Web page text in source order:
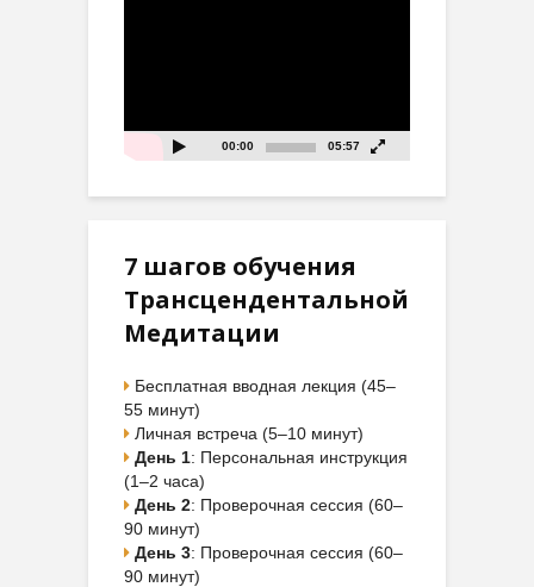
00:00 05:57
7 шагов обучения
Трансцендентальной
Медитации
Бесплатная вводная лекция (45–
55 минут)
Личная встреча (5–10 минут)
День 1: Персональная инструкция
(1–2 часа)
День 2: Проверочная сессия (60–
90 минут)
День 3: Проверочная сессия (60–
90 минут)